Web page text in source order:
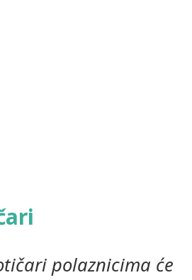
polaznicima će